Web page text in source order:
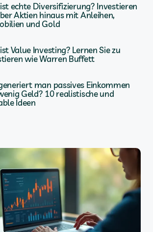
echte Diversifizierung? Investieren
Aktien hinaus mit Anleihen,
und Gold
Value Investing? Lernen Sie zu
wie Warren Buffett
man passives Einkommen
Geld? 10 realistische und
Ideen